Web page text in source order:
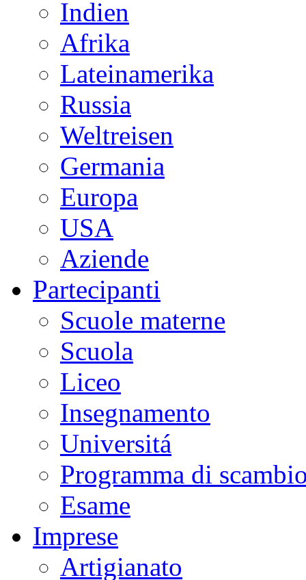
Indien
Afrika
Lateinamerika
Russia
Weltreisen
Germania
Europa
USA
Aziende
Partecipanti
Scuole materne
Scuola
Liceo
Insegnamento
Universitá
Programma di
Esame
Imprese
Artigianato